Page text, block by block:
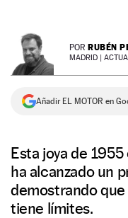
SÍGUENOS
POR RUBÉN
MADRID |
Añadir EL MOTOR en
Esta joya de
ha alcanzado un
demostrando
tiene límites.